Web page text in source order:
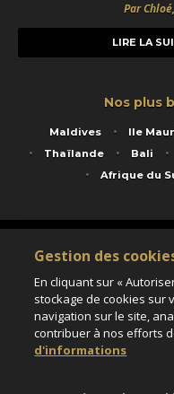
Par
LIRE LA
Nos plus
Maldives Ile
Thaïlande
Bali
Afrique du
Service animé par Nautil
au capital de 155 696 euros -
Matricule Atout France
Assurance responsabilité
Gestion des
En cliquant sur «
stockage de cookies sur
navigation sur le site,
contribuer à nos efforts
d'informations